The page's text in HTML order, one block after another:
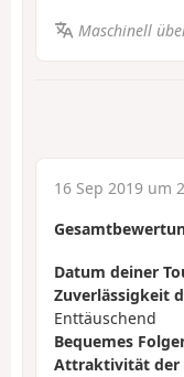
Maschinell
16 Sep 2019 um
Datum deiner
Zuverlässigkeit
Enttäuschend
Bequemes
Attraktivität der